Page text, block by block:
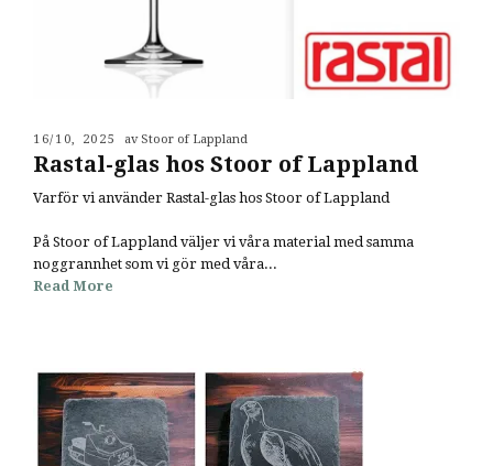
16/10, 2025 av Stoor of Lappland
Rastal-glas hos Stoor of Lappland
Varför vi använder Rastal-glas hos Stoor of Lappland
På Stoor of Lappland väljer vi våra material med samma
noggrannhet som vi gör med våra...
Read More